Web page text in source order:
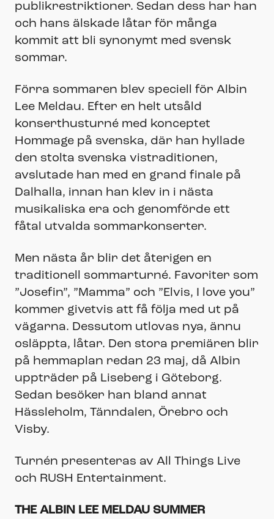
publikrestriktioner. Sedan dess har han
och hans älskade låtar för många
kommit att bli synonymt med svensk
sommar.
Förra sommaren blev speciell för Albin
Lee Meldau. Efter en helt utsåld
konserthusturné med konceptet
Hommage på svenska, där han hyllade
den stolta svenska vistraditionen,
avslutade han med en grand finale på
Dalhalla, innan han klev in i nästa
musikaliska era och genomförde ett
fåtal utvalda sommarkonserter.
Men nästa år blir det återigen en
traditionell sommarturné. Favoriter som
”Josefin”, ”Mamma” och ”Elvis, I love you”
kommer givetvis att få följa med ut på
vägarna. Dessutom utlovas nya, ännu
osläppta, låtar. Den stora premiären blir
på hemmaplan redan 23 maj, då Albin
uppträder på Liseberg i Göteborg.
Sedan besöker han bland annat
Hässleholm, Tänndalen, Örebro och
Visby.
Turnén presenteras av All Things Live
och RUSH Entertainment.
THE ALBIN LEE MELDAU SUMMER